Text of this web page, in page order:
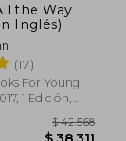
the Way
Inglés)
(17)
For Young
1 Edición,
Nuevo